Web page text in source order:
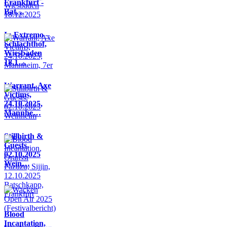
Frankfurt -
Bat…
In Extremo –
Schlachthof,
Wiesbaden
18.1…
Warrant, Axe
Victims,
24.10.2025,
Mannhe…
Stillbirth &
Guests,
02.10.2025
Wein…
Blood
Incantation,